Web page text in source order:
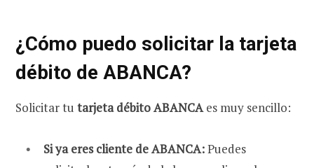
¿Cómo puedo solicitar la tarjeta
débito de ABANCA?
Solicitar tu tarjeta débito ABANCAes muy sencillo:
Si ya eres cliente de ABANCA:Puedes